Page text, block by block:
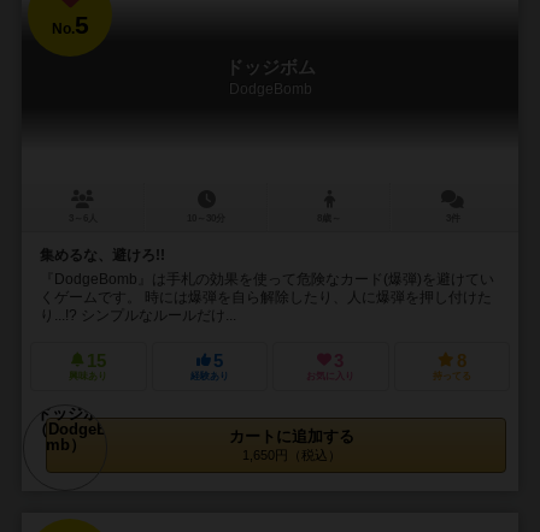
No.5
ドッジボム
DodgeBomb
集めるな、避けろ!!
『DodgeBomb』は手札の効果を使って危険なカード(爆弾)を避けてい
くゲームです。 時には爆弾を自ら解除したり、人に爆弾を押し付けた
り...!? シンプルなルールだけ...
15
興味あり
5
経験あり
3
お気に入り
8
持ってる
カートに追加する
1,650円（税込）